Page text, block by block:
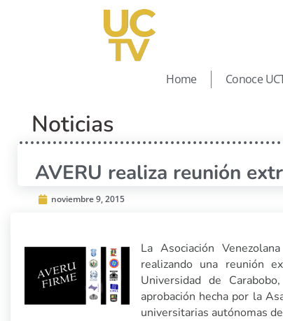
Home Conoce
Noticias
AVERU realiza reunión
noviembre 9, 2015
La Asociación
realizando una reunión
Universidad de
aprobación hecha por la
universitarias autónomas